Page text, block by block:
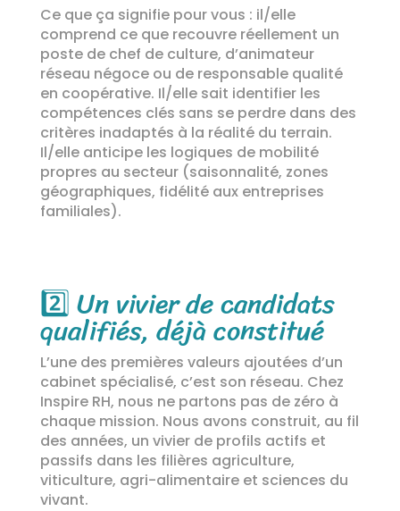
Ce que ça signifie pour vous : il/elle
comprend ce que recouvre réellement un
poste de chef de culture, d’animateur
réseau négoce ou de responsable qualité
en coopérative. Il/elle sait identifier les
compétences clés sans se perdre dans des
critères inadaptés à la réalité du terrain.
Il/elle anticipe les logiques de mobilité
propres au secteur (saisonnalité, zones
géographiques, fidélité aux entreprises
familiales).
2️⃣Un vivier de candidats
qualifiés, déjà constitué
L’une des premières valeurs ajoutées d’un
cabinet spécialisé, c’est son réseau. Chez
Inspire RH, nous ne partons pas de zéro à
chaque mission. Nous avons construit, au fil
des années, un vivier de profils actifs et
passifs dans les filières agriculture,
viticulture, agri-alimentaire et sciences du
vivant.